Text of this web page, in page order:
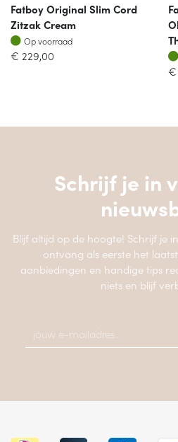
Fatboy Original Slim Cord
Zitzak Cream
Op voorraad
Op voorraad
€ 229,00
€
Schrijf je in
Blijf altijd op de hoogte! Schrijf je
ontvang als eerste het
aanbiedingen en handige tips
niets en blijf